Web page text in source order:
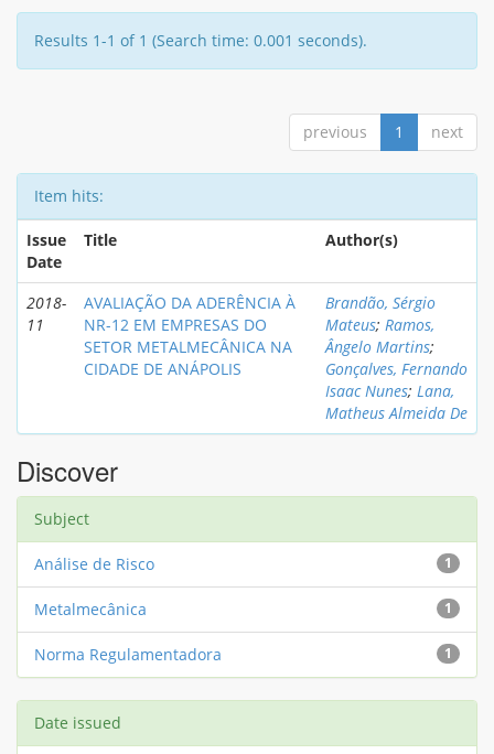
Results 1-1 of 1 (Search time: 0.001 seconds).
previous 1 next
Item hits:
Issue
Date
Title Author(s)
2018-
11
AVALIAÇÃO DA ADERÊNCIA À
NR-12 EM EMPRESAS DO
SETOR METALMECÂNICA NA
CIDADE DE ANÁPOLIS
Brandão, Sérgio
Mateus; Ramos,
Ângelo Martins;
Gonçalves, Fernando
Isaac Nunes; Lana,
Matheus Almeida De
Discover
Subject
1
Análise de Risco
1
Metalmecânica
1
Norma Regulamentadora
Date issued